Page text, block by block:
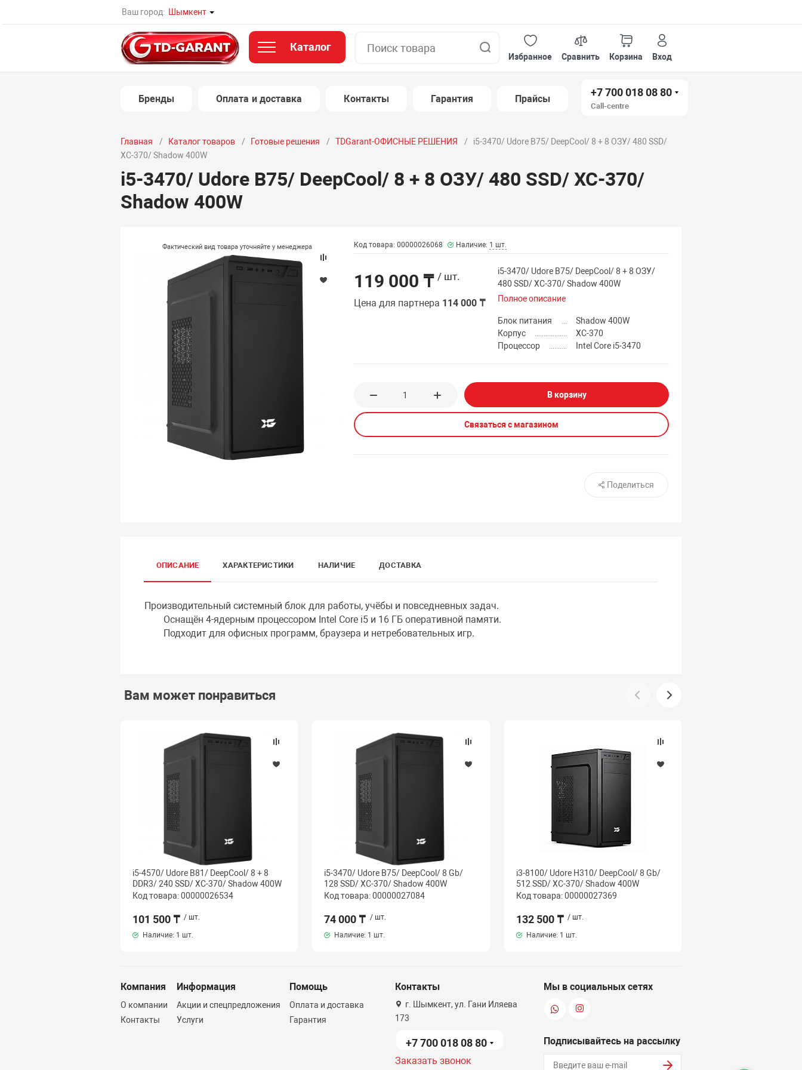
Ваш город: Шымкент
Каталог
Избранное
Сравнить Корзина Вход
Бренды Оплата и доставка Контакты Гарантия Прайсы
+7 700 018 08 80
Call-centre
Главная Каталог товаров Готовые решения TDGarant-ОФИСНЫЕ РЕШЕНИЯ
i5-3470/ Udore B75/ DeepCool/ 8 + 8 ОЗУ/ 480 SSD/
XC-370/ Shadow 400W
i5-3470/ Udore B75/ DeepCool/ 8 + 8 ОЗУ/ 480 SSD/ XC-370/
Shadow 400W
Фактический вид товара уточняйте у менеджера Код товара: 00000026068 Наличие: 1 шт.
119 000 ₸ / шт.
Цена для партнера 114 000 ₸
i5-3470/ Udore B75/ DeepCool/ 8 + 8 ОЗУ/
480 SSD/ XC-370/ Shadow 400W
Полное описание
Блок питания
Shadow 400W
Корпус
XC-370
Процессор
Intel Core i5-3470
В корзину
Связаться с магазином
Поделиться
ОПИСАНИЕ ХАРАКТЕРИСТИКИ НАЛИЧИЕ ДОСТАВКА
Производительный системный блок для работы, учёбы и повседневных задач.
Оснащён 4-ядерным процессором Intel Core i5 и 16 ГБ оперативной памяти.
Подходит для офисных программ, браузера и нетребовательных игр.
Вам может понравиться
i5-4570/ Udore B81/ DeepCool/ 8 + 8
DDR3/ 240 SSD/ XC-370/ Shadow 400W
Код товара: 00000026534
101 500 ₸ / шт.
Наличие: 1 шт.
i5-3470/ Udore B75/ DeepCool/ 8 Gb/
128 SSD/ XC-370/ Shadow 400W
Код товара: 00000027084
74 000 ₸ / шт.
Наличие: 1 шт.
i3-8100/ Udore H310/ DeepCool/ 8 Gb/
512 SSD/ XC-370/ Shadow 400W
Код товара: 00000027369
132 500 ₸ / шт.
Наличие: 1 шт.
Компания
О компании
Контакты
Информация
Акции и спецпредложения
Услуги
Помощь
Оплата и доставка
Гарантия
Контакты
г. Шымкент, ул. Гани Иляева
173
+7 700 018 08 80
Заказать звонок
Мы в социальных сетях
Подписывайтесь на рассылку